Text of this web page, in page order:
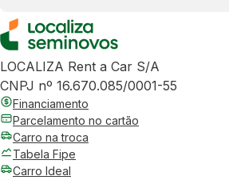
LOCALIZA Rent a Car S/A
CNPJ nº 16.670.085/0001-55
Financiamento
Parcelamento no cartão
Carro na troca
Tabela Fipe
Carro Ideal